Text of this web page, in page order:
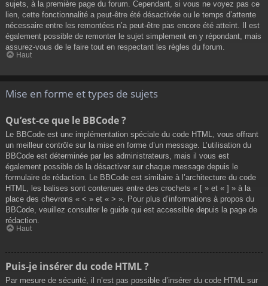
sujets, à la première page du forum. Cependant, si vous ne voyez pas ce
lien, cette fonctionnalité a peut-être été désactivée ou le temps d’attente
nécessaire entre les remontées n’a peut-être pas encore été atteint. Il est
également possible de remonter le sujet simplement en y répondant, mais
assurez-vous de le faire tout en respectant les règles du forum.
Haut
Mise en forme et types de sujets
Qu’est-ce que le BBCode ?
Le BBCode est une implémentation spéciale du code HTML, vous offrant
un meilleur contrôle sur la mise en forme d’un message. L’utilisation du
BBCode est déterminée par les administrateurs, mais il vous est
également possible de la désactiver sur chaque message depuis le
formulaire de rédaction. Le BBCode est similaire à l’architecture du code
HTML, les balises sont contenues entre des crochets « [ » et « ] » à la
place des chevrons « < » et « > ». Pour plus d’informations à propos du
BBCode, veuillez consulter le guide qui est accessible depuis la page de
rédaction.
Haut
Puis-je insérer du code HTML ?
Par mesure de sécurité, il n’est pas possible d’insérer du code HTML sur